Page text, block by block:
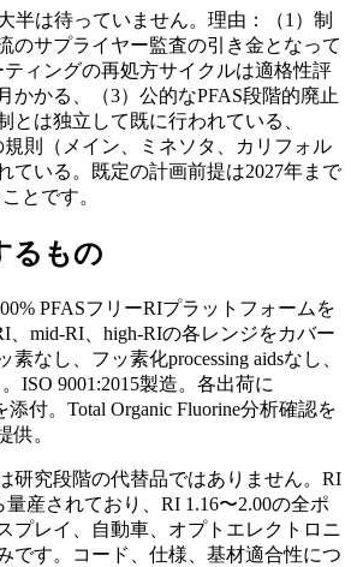
半は待っていません。理由：（1）制
のサプライヤー監査の引き金となって
ィングの再処方サイクルは適格性評
かかる、（3）公的なPFAS段階的廃止
とは独立して既に行われている、
規則（メイン、ミネソタ、カリフォル
ている。既定の計画前提は2027年まで
とです。
るもの
PFASフリーRIプラットフォームを
、mid-RI、high-RIの各レンジをカバー
なし、フッ素化processing aidsなし、
ISO 9001:2015製造。各出荷に
添付。Total Organic Fluorine分析確認を
供。
研究段階の代替品ではありません。RI
量産されており、RI 1.16〜2.00の全ポ
プレイ、自動車、オプトエレクトロニ
です。コード、仕様、基材適合性につ